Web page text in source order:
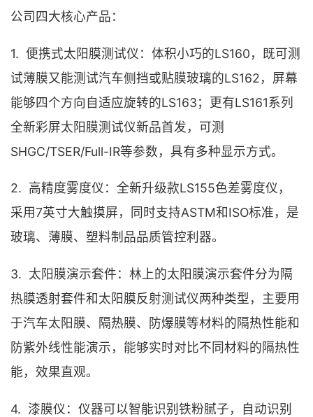
公司四大核心产品：
1. 便携式太阳膜测试仪：体积小巧的LS160，既可测
试薄膜又能测试汽车侧挡或贴膜玻璃的LS162，屏幕
能够四个方向自适应旋转的LS163；更有LS161系列
全新彩屏太阳膜测试仪新品首发，可测
SHGC/TSER/Full-IR等参数，具有多种显示方式。
2. 高精度雾度仪：全新升级款LS155色差雾度仪，
采用7英寸大触摸屏，同时支持ASTM和ISO标准，是
玻璃、薄膜、塑料制品品质管控利器。
3. 太阳膜演示套件：林上的太阳膜演示套件分为隔
热膜透射套件和太阳膜反射测试仪两种类型，主要用
于汽车太阳膜、隔热膜、防爆膜等材料的隔热性能和
防紫外线性能演示，能够实时对比不同材料的隔热性
能，效果直观。
4. 漆膜仪：仪器可以智能识别铁粉腻子，自动识别